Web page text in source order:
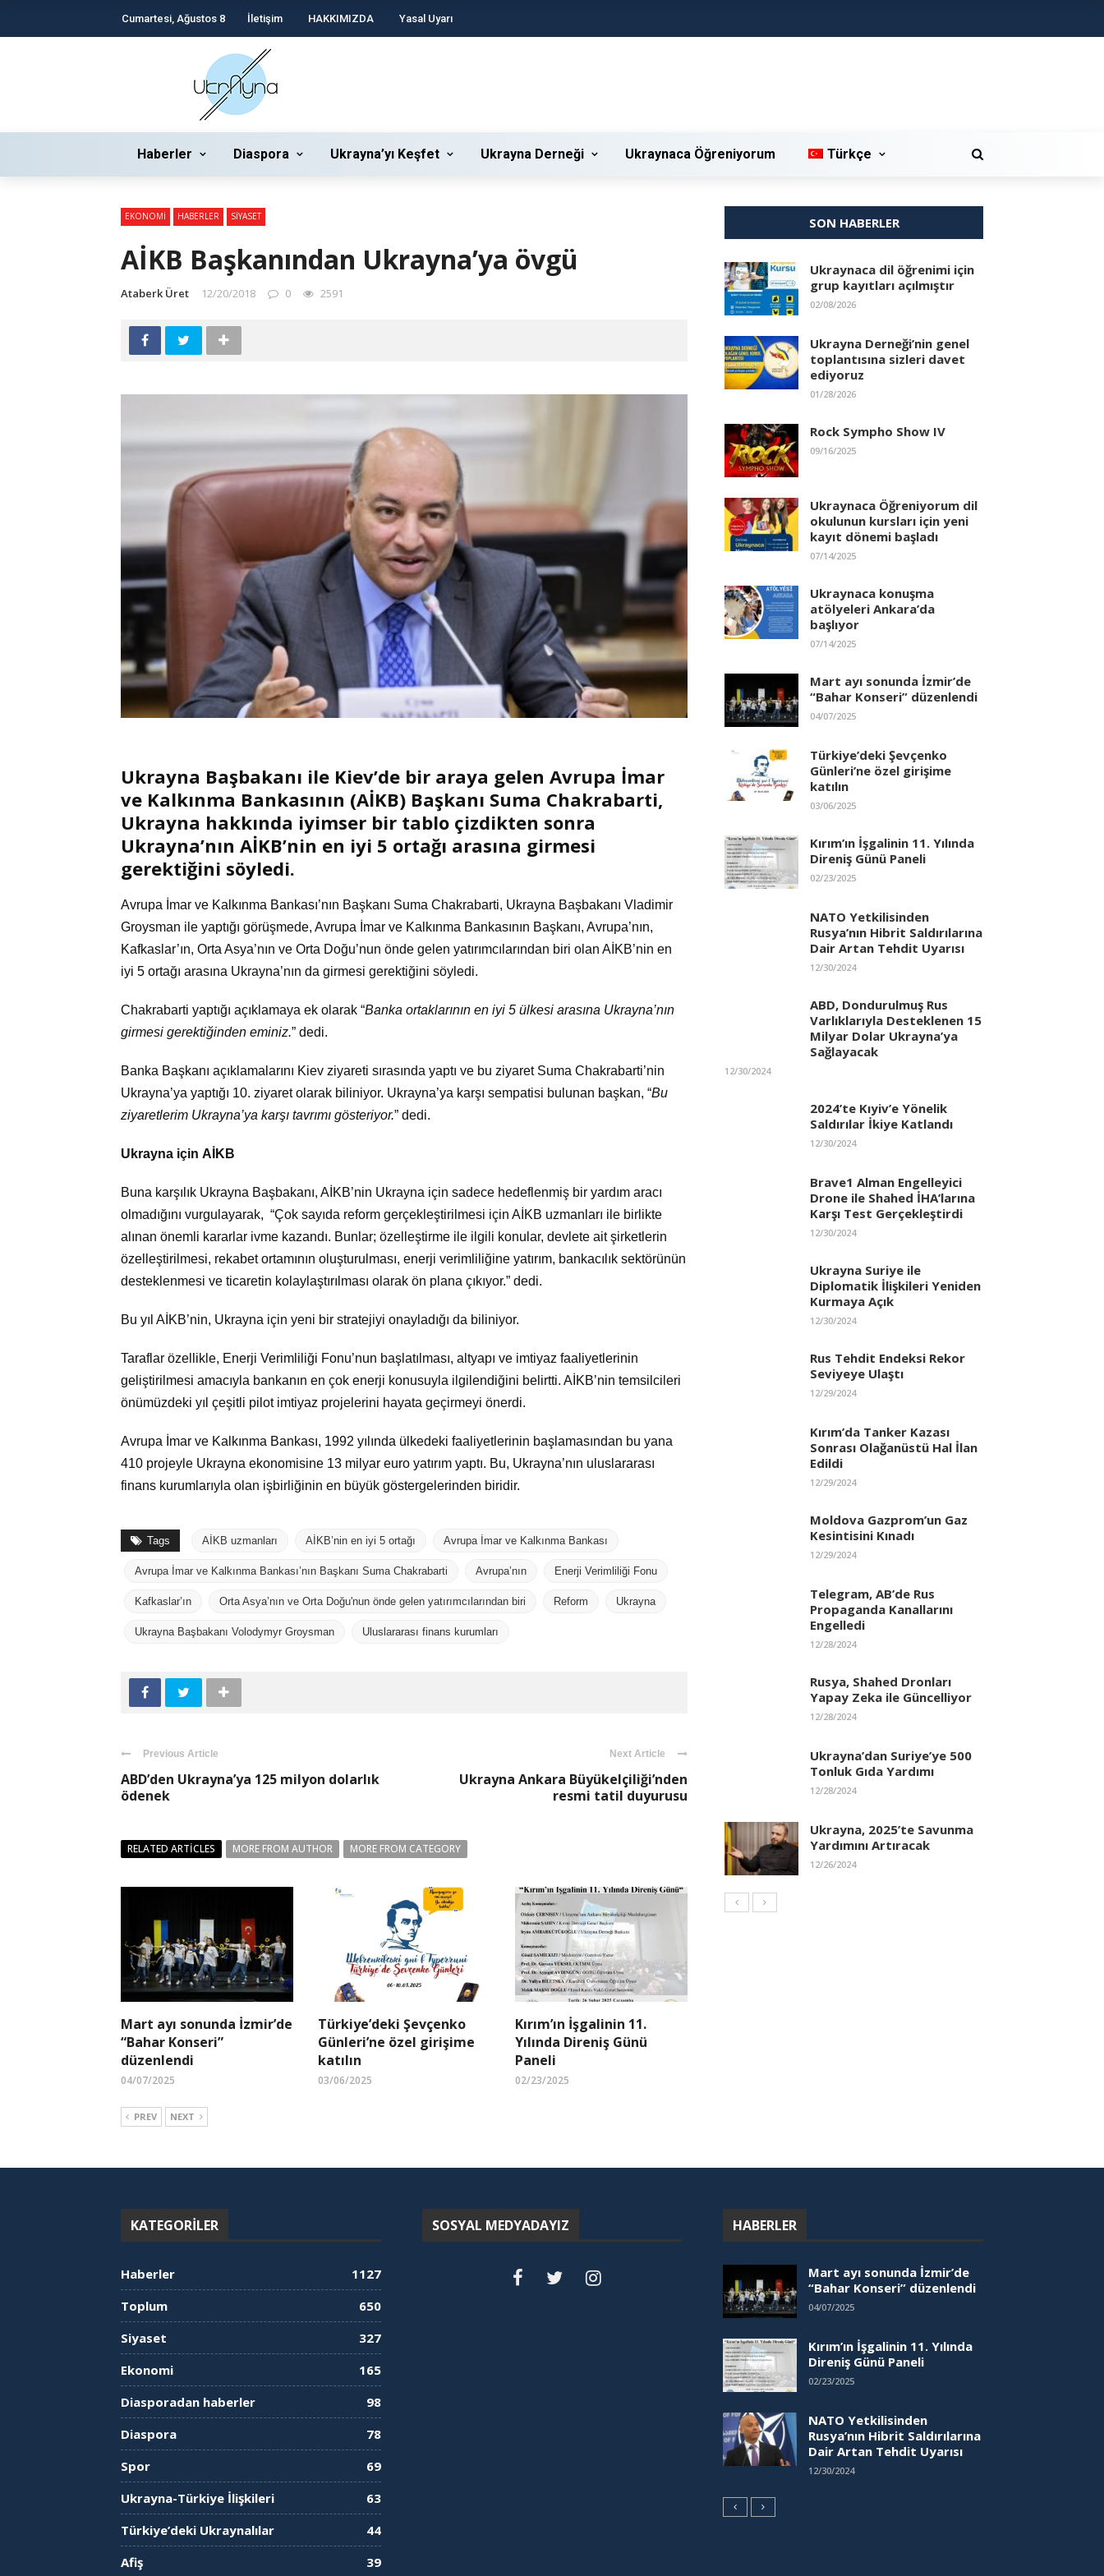
Cumartesi, Ağustos 8 İletişim HAKKIMIZDA Yasal Uyarı
Haberler Diaspora Ukrayna’yı Keşfet Ukrayna Derneği Ukraynaca Öğreniyorum Türkçe
EKONOMI HABERLER SIYASET
AİKB Başkanından Ukrayna’ya övgü
Ataberk Üret 12/20/2018 0 2591
Ukrayna Başbakanı ile Kiev’de bir araya gelen Avrupa İmar
ve Kalkınma Bankasının (AİKB) Başkanı Suma Chakrabarti,
Ukrayna hakkında iyimser bir tablo çizdikten sonra
Ukrayna’nın AİKB’nin en iyi 5 ortağı arasına girmesi
gerektiğini söyledi.
Avrupa İmar ve Kalkınma Bankası’nın Başkanı Suma Chakrabarti, Ukrayna Başbakanı Vladimir
Groysman ile yaptığı görüşmede, Avrupa İmar ve Kalkınma Bankasının Başkanı, Avrupa’nın,
Kafkaslar’ın, Orta Asya’nın ve Orta Doğu’nun önde gelen yatırımcılarından biri olan AİKB’nin en
iyi 5 ortağı arasına Ukrayna’nın da girmesi gerektiğini söyledi.
Chakrabarti yaptığı açıklamaya ek olarak “Banka ortaklarının en iyi 5 ülkesi arasına Ukrayna’nın
girmesi gerektiğinden eminiz.” dedi.
Banka Başkanı açıklamalarını Kiev ziyareti sırasında yaptı ve bu ziyaret Suma Chakrabarti’nin
Ukrayna’ya yaptığı 10. ziyaret olarak biliniyor. Ukrayna’ya karşı sempatisi bulunan başkan, “Bu
ziyaretlerim Ukrayna’ya karşı tavrımı gösteriyor.” dedi.
Ukrayna için AİKB
Buna karşılık Ukrayna Başbakanı, AİKB’nin Ukrayna için sadece hedeflenmiş bir yardım aracı
olmadığını vurgulayarak, “Çok sayıda reform gerçekleştirilmesi için AİKB uzmanları ile birlikte
alınan önemli kararlar ivme kazandı. Bunlar; özelleştirme ile ilgili konular, devlete ait şirketlerin
özelleştirilmesi, rekabet ortamının oluşturulması, enerji verimliliğine yatırım, bankacılık sektörünün
desteklenmesi ve ticaretin kolaylaştırılması olarak ön plana çıkıyor.” dedi.
Bu yıl AİKB’nin, Ukrayna için yeni bir stratejiyi onayladığı da biliniyor.
Taraflar özellikle, Enerji Verimliliği Fonu’nun başlatılması, altyapı ve imtiyaz faaliyetlerinin
geliştirilmesi amacıyla bankanın en çok enerji konusuyla ilgilendiğini belirtti. AİKB’nin temsilcileri
önümüzdeki yıl çeşitli pilot imtiyaz projelerini hayata geçirmeyi önerdi.
Avrupa İmar ve Kalkınma Bankası, 1992 yılında ülkedeki faaliyetlerinin başlamasından bu yana
410 projeyle Ukrayna ekonomisine 13 milyar euro yatırım yaptı. Bu, Ukrayna’nın uluslararası
finans kurumlarıyla olan işbirliğinin en büyük göstergelerinden biridir.
Tags AİKB uzmanları AİKB’nin en iyi 5 ortağı Avrupa İmar ve Kalkınma Bankası
Avrupa İmar ve Kalkınma Bankası’nın Başkanı Suma Chakrabarti Avrupa’nın Enerji Verimliliği Fonu
Kafkaslar’ın Orta Asya’nın ve Orta Doğu'nun önde gelen yatırımcılarından biri Reform Ukrayna
Ukrayna Başbakanı Volodymyr Groysman Uluslararası finans kurumları
Previous Article
ABD’den Ukrayna’ya 125 milyon dolarlık
ödenek
Next Article
Ukrayna Ankara Büyükelçiliği’nden
resmi tatil duyurusu
RELATED ARTICLES MORE FROM AUTHOR MORE FROM CATEGORY
Mart ayı sonunda İzmir’de
“Bahar Konseri”
düzenlendi
04/07/2025
Türkiye’deki Şevçenko
Günleri’ne özel girişime
katılın
03/06/2025
Kırım’ın İşgalinin 11.
Yılında Direniş Günü
Paneli
02/23/2025
PREV NEXT
SON HABERLER
Ukraynaca dil öğrenimi için
grup kayıtları açılmıştır
02/08/2026
Ukrayna Derneği’nin genel
toplantısına sizleri davet
ediyoruz
01/28/2026
Rock Sympho Show IV
09/16/2025
Ukraynaca Öğreniyorum dil
okulunun kursları için yeni
kayıt dönemi başladı
07/14/2025
Ukraynaca konuşma
atölyeleri Ankara’da
başlıyor
07/14/2025
Mart ayı sonunda İzmir’de
“Bahar Konseri” düzenlendi
04/07/2025
Türkiye’deki Şevçenko
Günleri’ne özel girişime
katılın
03/06/2025
Kırım’ın İşgalinin 11. Yılında
Direniş Günü Paneli
02/23/2025
NATO Yetkilisinden
Rusya’nın Hibrit Saldırılarına
Dair Artan Tehdit Uyarısı
12/30/2024
ABD, Dondurulmuş Rus
Varlıklarıyla Desteklenen 15
Milyar Dolar Ukrayna’ya
Sağlayacak
12/30/2024
2024’te Kıyiv’e Yönelik
Saldırılar İkiye Katlandı
12/30/2024
Brave1 Alman Engelleyici
Drone ile Shahed İHA’larına
Karşı Test Gerçekleştirdi
12/30/2024
Ukrayna Suriye ile
Diplomatik İlişkileri Yeniden
Kurmaya Açık
12/30/2024
Rus Tehdit Endeksi Rekor
Seviyeye Ulaştı
12/29/2024
Kırım’da Tanker Kazası
Sonrası Olağanüstü Hal İlan
Edildi
12/29/2024
Moldova Gazprom’un Gaz
Kesintisini Kınadı
12/29/2024
Telegram, AB’de Rus
Propaganda Kanallarını
Engelledi
12/28/2024
Rusya, Shahed Dronları
Yapay Zeka ile Güncelliyor
12/28/2024
Ukrayna’dan Suriye’ye 500
Tonluk Gıda Yardımı
12/28/2024
Ukrayna, 2025’te Savunma
Yardımını Artıracak
12/26/2024
KATEGORILER
Haberler
1127
Toplum
650
Siyaset
327
Ekonomi
165
Diasporadan haberler
98
Diaspora
78
Spor
69
Ukrayna-Türkiye İlişkileri
63
Türkiye’deki Ukraynalılar
44
Afiş
39
SOSYAL MEDYADAYIZ HABERLER
Mart ayı sonunda İzmir’de
“Bahar Konseri” düzenlendi
04/07/2025
Kırım’ın İşgalinin 11. Yılında
Direniş Günü Paneli
02/23/2025
NATO Yetkilisinden
Rusya’nın Hibrit Saldırılarına
Dair Artan Tehdit Uyarısı
12/30/2024